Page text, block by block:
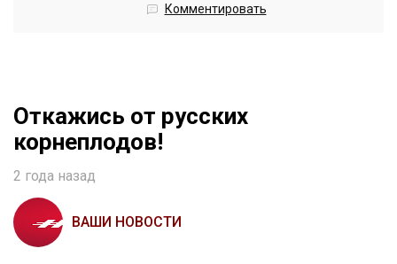
Комментировать
Откажись от русских
корнеплодов!
2 года назад
ВАШИ НОВОСТИ